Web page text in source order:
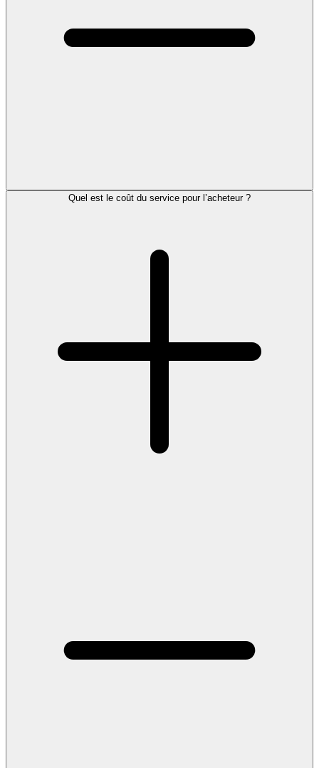
Quel est le coût du service pour l’acheteur ?